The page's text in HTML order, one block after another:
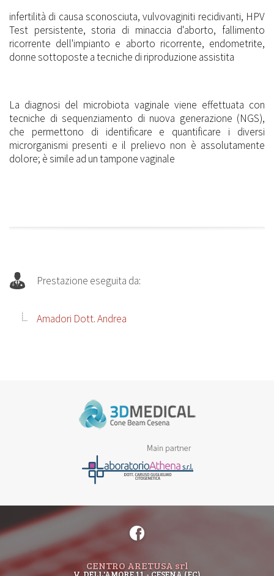
infertilità di causa sconosciuta, vulvovaginiti recidivanti, HPV
Test persistente, storia di minaccia d'aborto, fallimento
ricorrente dell'impianto e aborto ricorrente, endometrite,
donne sottoposte a tecniche di riproduzione assistita
La diagnosi del microbiota vaginale viene effettuata con
tecniche di sequenziamento di nuova generazione (NGS),
che permettono di identificare e quantificare i diversi
microrganismi presenti e il prelievo non è assolutamente
dolore; è simile ad un tampone vaginale
Prestazione eseguita da:
Amadori Dott. Andrea
CENTRO ARETUSA srl